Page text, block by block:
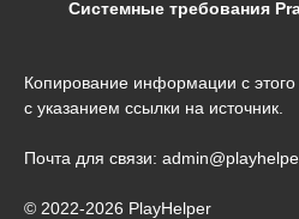
Системные требования
Копирование информации с этого
с указанием ссылки на источник.
Почта для связи:
© 2022-2026 PlayHelper